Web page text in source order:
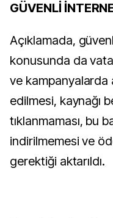
GÜVENLİ
Açıklamada,
konusunda da
ve
edilmesi, kaynağı
tıklanmaması, bu
indirilmemesi ve
gerektiği aktarıldı.